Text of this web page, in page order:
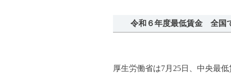
令和６年度最低賃金 全国
厚生労働省は7月25日、中央最